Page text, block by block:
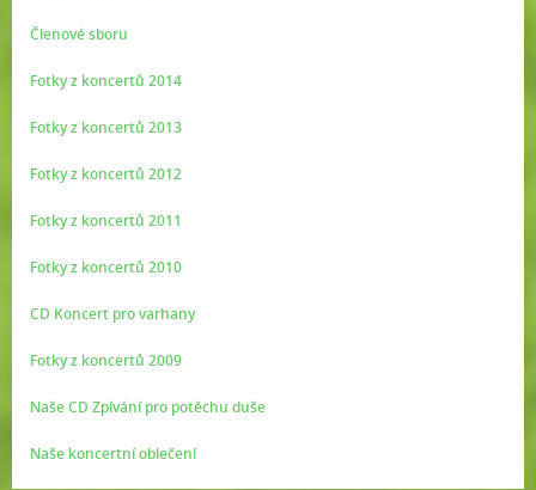
Členové sboru
Fotky z koncertů 2014
Fotky z koncertů 2013
Fotky z koncertů 2012
Fotky z koncertů 2011
Fotky z koncertů 2010
CD Koncert pro varhany
Fotky z koncertů 2009
Naše CD Zpívání pro potěchu duše
Naše koncertní oblečení